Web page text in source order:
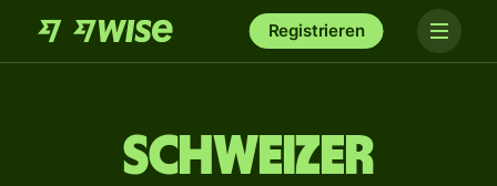
Registrieren
Schweizer